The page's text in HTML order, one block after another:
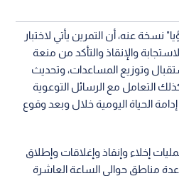
نسخة عنه، أن التمرين يأتي لاختبار
والإنقاذ والتأكد من منعة
وتوزيع المساعدات، وتحديث
التعامل مع الرسائل التوعوية
الحياة اليومية خلال وبعد وقوع
إخلاء وإنقاذ وإغلاقات وإطلاق
عدة مناطق حوالي الساعة العاشرة